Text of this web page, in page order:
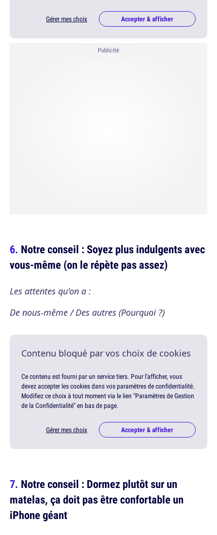
Gérer mes choix Accepter & afficher
Publicité
Notre conseil : Soyez plus indulgents avec
vous-même (on le répète pas assez)
Les attentes qu'on a :
De nous-même / Des autres (Pourquoi ?)
Contenu bloqué par vos choix de cookies
Ce contenu est fourni par un service tiers. Pour l'afficher, vous
devez accepter les cookies dans vos paramètres de confidentialité.
Modifiez ce choix à tout moment via le lien "Paramètres de Gestion
de la Confidentialité" en bas de page.
Gérer mes choix Accepter & afficher
Notre conseil : Dormez plutôt sur un
matelas, ça doit pas être confortable un
iPhone géant